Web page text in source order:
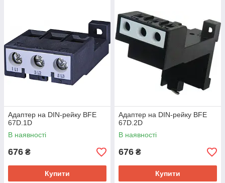
Адаптер на DIN-рейку BFE
67D.1D
В наявності
676 ₴
Купити
Адаптер на DIN-рейку BFE
67D.2D
В наявності
676 ₴
Купити